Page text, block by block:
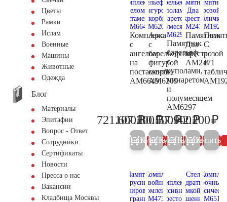
Цветы
Рамки
Ислам
Военные
Машины
Животные
Одежда
Блог
Материалы
Эпитафии
Вопрос - Ответ
Сотрудники
Сертификаты
Новости
Пресса о нас
Вакансии
Кладбища Москвы
Комплекс
с
ангелом
на
постаменте
AM6649
759.600
721.600₽
Купить 5%
Арка
с
барельефной
фигурой
скорби
AM6209
112.800
107.200₽
Купить 5%
Памятник
барельеф
с
куполами,
минаретом
и
полумесяцем
AM6297
84.700
80.500₽
Купить 5%
Памятник
Два
креста
AM2471
60.900
57.900₽
Купить 5%
С
розой
и
42.200₽
Купить